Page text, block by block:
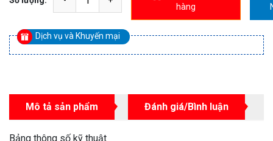
hàng
Dịch vụ và Khuyến mại
Mô tả sản phẩm Đánh giá/Bình luận
Bảng thông số kỹ thuật